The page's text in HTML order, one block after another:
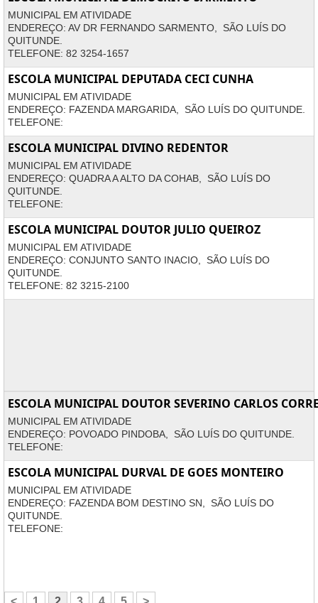
MUNICIPAL EM ATIVIDADE
ENDEREÇO: AV DR FERNANDO SARMENTO, SÃO LUÍS DO
QUITUNDE.
TELEFONE: 82 3254-1657
ESCOLA MUNICIPAL DEPUTADA CECI CUNHA
MUNICIPAL EM ATIVIDADE
ENDEREÇO: FAZENDA MARGARIDA, SÃO LUÍS DO QUITUNDE.
TELEFONE:
ESCOLA MUNICIPAL DIVINO REDENTOR
MUNICIPAL EM ATIVIDADE
ENDEREÇO: QUADRA A ALTO DA COHAB, SÃO LUÍS DO
QUITUNDE.
TELEFONE:
ESCOLA MUNICIPAL DOUTOR JULIO QUEIROZ
MUNICIPAL EM ATIVIDADE
ENDEREÇO: CONJUNTO SANTO INACIO, SÃO LUÍS DO
QUITUNDE.
TELEFONE: 82 3215-2100
ESCOLA MUNICIPAL DOUTOR SEVERINO CARLOS
MUNICIPAL EM ATIVIDADE
ENDEREÇO: POVOADO PINDOBA, SÃO LUÍS DO QUITUNDE.
TELEFONE:
ESCOLA MUNICIPAL DURVAL DE GOES MONTEIRO
MUNICIPAL EM ATIVIDADE
ENDEREÇO: FAZENDA BOM DESTINO SN, SÃO LUÍS DO
QUITUNDE.
TELEFONE: